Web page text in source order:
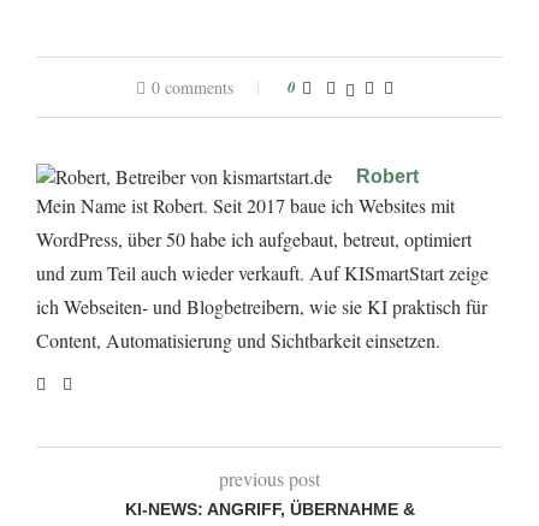
0 comments 0
Robert
Mein Name ist Robert. Seit 2017 baue ich Websites mit
WordPress, über 50 habe ich aufgebaut, betreut, optimiert
und zum Teil auch wieder verkauft. Auf KISmartStart zeige
ich Webseiten- und Blogbetreibern, wie sie KI praktisch für
Content, Automatisierung und Sichtbarkeit einsetzen.
previous post
KI-NEWS: ANGRIFF, ÜBERNAHME &